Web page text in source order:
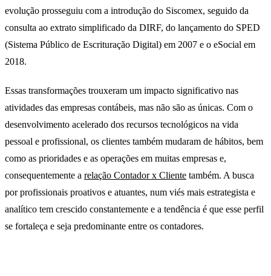
evolução prosseguiu com a introdução do Siscomex, seguido da
consulta ao extrato simplificado da DIRF, do lançamento do SPED
(Sistema Público de Escrituração Digital) em 2007 e o eSocial em
2018.
Essas transformações trouxeram um impacto significativo nas
atividades das empresas contábeis, mas não são as únicas. Com o
desenvolvimento acelerado dos recursos tecnológicos na vida
pessoal e profissional, os clientes também mudaram de hábitos, bem
como as prioridades e as operações em muitas empresas e,
consequentemente a relação Contador x Cliente também. A busca
por profissionais proativos e atuantes, num viés mais estrategista e
analítico tem crescido constantemente e a tendência é que esse perfil
se fortaleça e seja predominante entre os contadores.